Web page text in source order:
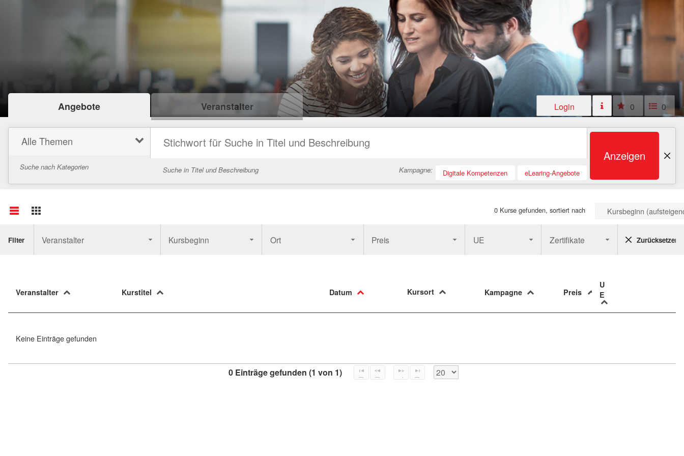
Login 0 0
Angebote Veranstalter
Alle Themen
Suche nach Kategorien Suche in Titel und Beschreibung Kampagne: Digitale Kompetenzen eLearing-Angebote
Anzeigen
0 Kurse gefunden, sortiert nach Kursbeginn
Filter Veranstalter Kursbeginn Ort Preis UE Zertifikate Zurücksetzen
Veranstalter Kurstitel Datum Kursort Kampagne Preis
U
E
Keine Einträge gefunden
0 Einträge gefunden (1 von 1)